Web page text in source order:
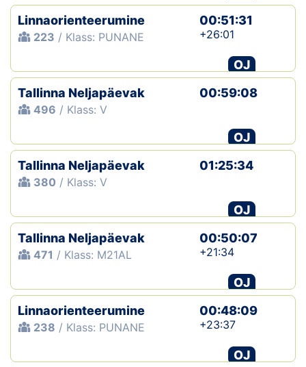
Linnaorienteerumine
223 / Klass: PUNANE
00:51:31
+26:01
OJ
Tallinna Neljapäevak
496 / Klass: V
00:59:08
OJ
Tallinna Neljapäevak
380 / Klass: V
01:25:34
OJ
Tallinna Neljapäevak
471 / Klass: M21AL
00:50:07
+21:34
OJ
Linnaorienteerumine
238 / Klass: PUNANE
00:48:09
+23:37
OJ